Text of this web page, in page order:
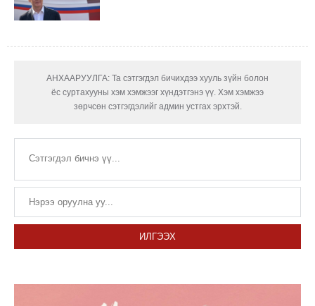
АНХААРУУЛГА: Та сэтгэгдэл бичихдээ хууль зүйн болон
ёс суртахууны хэм хэмжээг хүндэтгэнэ үү. Хэм хэмжээ
зөрчсөн сэтгэгдэлийг админ устгах эрхтэй.
ИЛГЭЭХ